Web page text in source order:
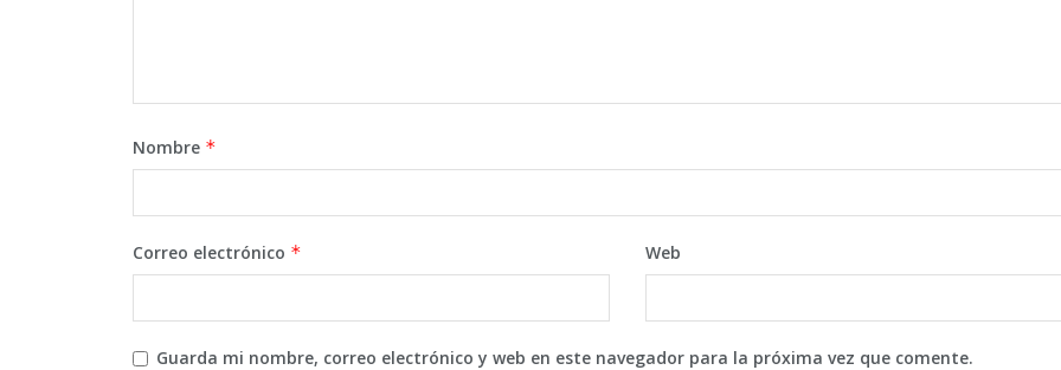
Nombre *
Correo electrónico * Web
Guarda mi nombre, correo electrónico y web en este navegador para la próxima vez que comente.